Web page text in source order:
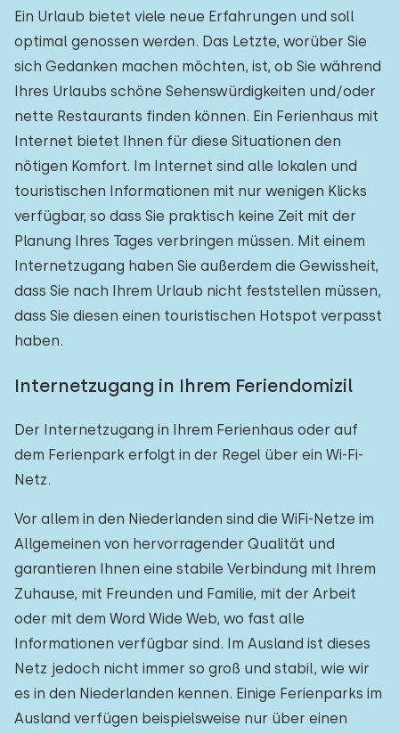
Ein Urlaub bietet viele neue Erfahrungen und soll
optimal genossen werden. Das Letzte, worüber Sie
sich Gedanken machen möchten, ist, ob Sie während
Ihres Urlaubs schöne Sehenswürdigkeiten und/oder
nette Restaurants finden können. Ein Ferienhaus mit
Internet bietet Ihnen für diese Situationen den
nötigen Komfort. Im Internet sind alle lokalen und
touristischen Informationen mit nur wenigen Klicks
verfügbar, so dass Sie praktisch keine Zeit mit der
Planung Ihres Tages verbringen müssen. Mit einem
Internetzugang haben Sie außerdem die Gewissheit,
dass Sie nach Ihrem Urlaub nicht feststellen müssen,
dass Sie diesen einen touristischen Hotspot verpasst
haben.
Internetzugang in Ihrem Feriendomizil
Der Internetzugang in Ihrem Ferienhaus oder auf
dem Ferienpark erfolgt in der Regel über ein Wi-Fi-
Netz.
Vor allem in den Niederlanden sind die WiFi-Netze im
Allgemeinen von hervorragender Qualität und
garantieren Ihnen eine stabile Verbindung mit Ihrem
Zuhause, mit Freunden und Familie, mit der Arbeit
oder mit dem Word Wide Web, wo fast alle
Informationen verfügbar sind. Im Ausland ist dieses
Netz jedoch nicht immer so groß und stabil, wie wir
es in den Niederlanden kennen. Einige Ferienparks im
Ausland verfügen beispielsweise nur über einen